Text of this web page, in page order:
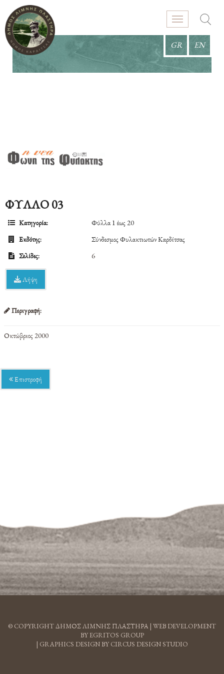
GR EN
ΦΥΛΛΟ 03
Κατηγορία:
Φύλλα 1 έως 20
Εκδότης:
Σύνδεσμος Φυλακτιωτών Καρδίτσας
Σελίδες:
6
Λήψη
Περιγραφή:
Οκτώβριος 2000
Επιστροφή
© COPYRIGHT ΔΗΜΟΣ ΛΙΜΝΗΣ ΠΛΑΣΤΗΡΑ | WEB DEVELOPMENT
BY EGRITOS GROUP
| GRAPHICS DESIGN BY CIRCUS DESIGN STUDIO